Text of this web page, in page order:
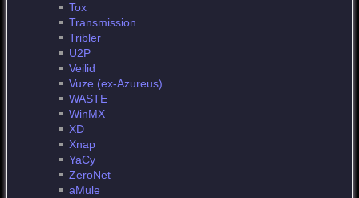
Tox
Transmission
Tribler
U2P
Veilid
Vuze (ex-Azureus)
WASTE
WinMX
XD
Xnap
YaCy
ZeroNet
aMule